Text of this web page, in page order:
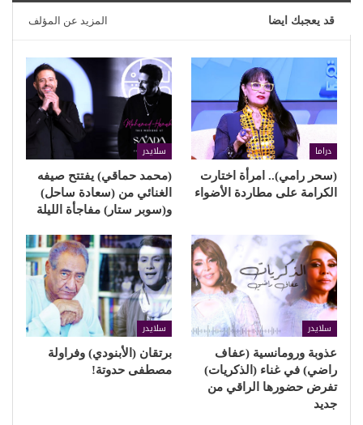
قد يعجبك ايضا المزيد عن المؤلف
دراما
(سحر رامي).. امرأة اختارت
الكرامة على مطاردة الأضواء
سلايدر
(محمد حماقي) يفتتح صيفه
الغنائي من (سعادة ساحل)
و(سوبر ستار) مفاجأة الليلة
سلايدر
عذوبة ورومانسية (عفاف
راضي) في غناء (الذكريات)
تفرض حضورها الراقي من
جديد
سلايدر
برتقان (الأبنودي) وفراولة
مصطفى حدوتة!